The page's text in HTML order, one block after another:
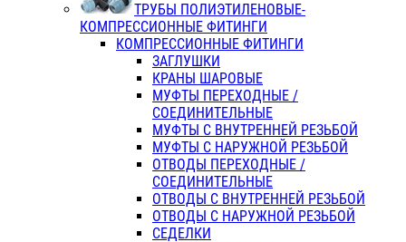
ТРУБЫ ПОЛИЭТИЛЕНОВЫЕ-
КОМПРЕССИОННЫЕ ФИТИНГИ
КОМПРЕССИОННЫЕ ФИТИНГИ
ЗАГЛУШКИ
КРАНЫ ШАРОВЫЕ
МУФТЫ ПЕРЕХОДНЫЕ /
СОЕДИНИТЕЛЬНЫЕ
МУФТЫ С ВНУТРЕННЕЙ РЕЗЬБОЙ
МУФТЫ С НАРУЖНОЙ РЕЗЬБОЙ
ОТВОДЫ ПЕРЕХОДНЫЕ /
СОЕДИНИТЕЛЬНЫЕ
ОТВОДЫ С ВНУТРЕННЕЙ РЕЗЬБОЙ
ОТВОДЫ С НАРУЖНОЙ РЕЗЬБОЙ
СЕДЕЛКИ